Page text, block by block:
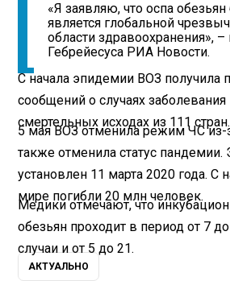
«Я заявляю, что оспа
является глобальной
области здравоохранения»,
Гебрейесуса РИА Новости.
С начала эпидемии ВОЗ получила
сообщений о случаях заболевания
смертельных исходах из 111 стран.
5 мая ВОЗ отменила режим ЧС из-
также отменила статус пандемии.
установлен 11 марта 2020 года. С
мире погибли 20 млн человек.
Медики отмечают, что
обезьян проходит в период от 7
случаи и от 5 до 21.
АКТУАЛЬНО